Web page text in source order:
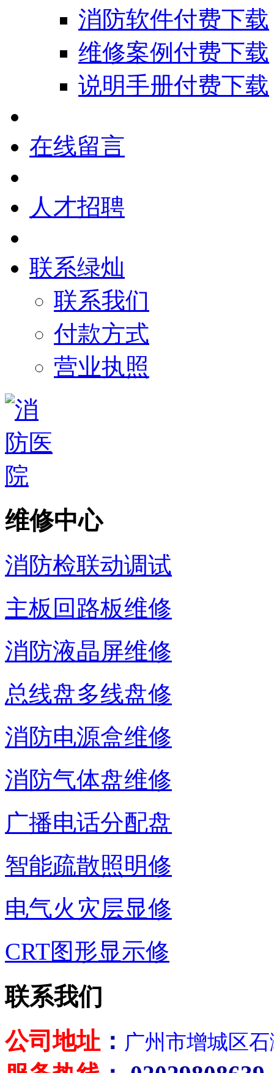
消防软件付费下载
维修案例付费下载
说明手册付费下载
在线留言
人才招聘
联系绿灿
联系我们
付款方式
营业执照
维修中心
消防检联动调试
主板回路板维修
消防液晶屏维修
总线盘多线盘修
消防电源盒维修
消防气体盘维修
广播电话分配盘
智能疏散照明修
电气火灾层显修
CRT图形显示修
联系我们
公司地址 ： 广州市增城区